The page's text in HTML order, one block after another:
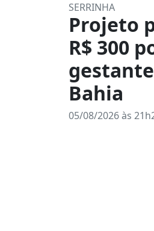
SERRINHA
Projeto
R$ 300
Bahia
05/08/2026 às